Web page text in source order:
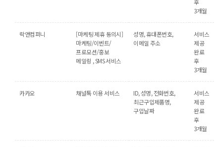
후
3개월
락앤컴퍼니
[마케팅 제휴 동의시]
마케팅/이벤트/
프로모션/홍보
메일링 , SMS 서비스
성명, 휴대폰번호,
이메일 주소
서비스
제공
완료
후
3개월
카카오 채널톡 이용 서비스
ID, 성명, 전화번호,
최근구입제품명,
구입날짜
서비스
제공
완료
후
3개월